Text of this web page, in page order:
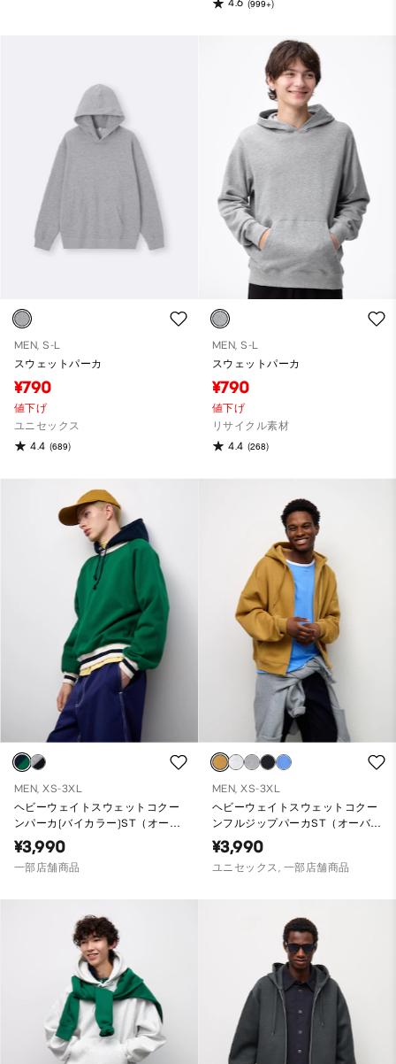
4.6 (999+)
MEN, S-L
スウェットパーカ
¥790
値下げ
ユニセックス
4.4 (689)
MEN, S-L
スウェットパーカ
¥790
値下げ
リサイクル素材
4.4 (268)
MEN, XS-3XL
ヘビーウェイトスウェットコクー
ンパーカ(バイカラー)ST（オーバ
ーサイズフィット）
¥3,990
一部店舗商品
MEN, XS-3XL
ヘビーウェイトスウェットコクー
ンフルジップパーカST（オーバー
サイズフィット）
¥3,990
ユニセックス, 一部店舗商品